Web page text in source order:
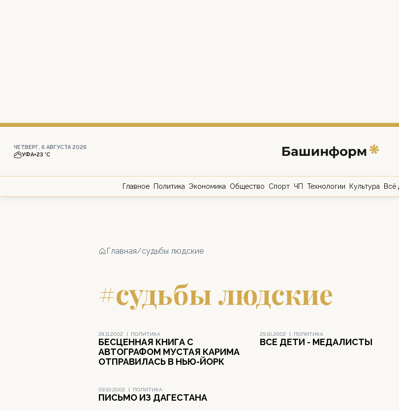
ЧЕТВЕРГ, 6 АВГУСТА 2026
УФА+23 °С
Главное Политика Экономика Общество Спорт ЧП Технологии Культура Всё
Главная/судьбы людские
#судьбы людские
28.11.2002 | ПОЛИТИКА
БЕСЦЕННАЯ КНИГА С
АВТОГРАФОМ МУСТАЯ КАРИМА
ОТПРАВИЛАСЬ В НЬЮ-ЙОРК
29.10.2002 | ПОЛИТИКА
ВСЕ ДЕТИ - МЕДАЛИСТЫ
09.10.2002 | ПОЛИТИКА
ПИСЬМО ИЗ ДАГЕСТАНА